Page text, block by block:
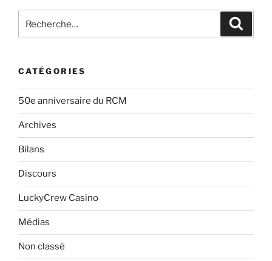
1986
CATÉGORIES
50e anniversaire du RCM
Archives
Bilans
Discours
LuckyCrew Casino
Médias
Non classé